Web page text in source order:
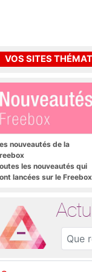
VOS SITES
nouveautés de la
les nouveautés qui
lancées sur le Freebox